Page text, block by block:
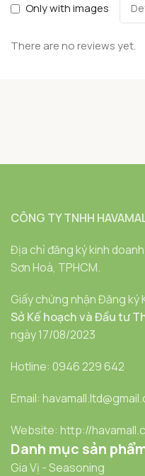
Only with images
There are no reviews yet.
CÔNG TY TNHH
Địa chỉ đăng ký kinh
Sơn Hoà, TPHCM.
Giấy chứng nhận Đăng ký
Sở Kế hoạch và Đầu tư
ngày 17/08/2023
Hotline: 0946 229 642
Email:
Website: http://
Danh mục sản
Gia Vị - Seasoning